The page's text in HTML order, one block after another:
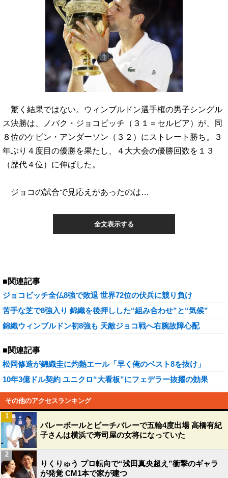
驚く結果ではない。ウィンブルドン選手権の男子シングル
ス決勝は、ノバク・ジョコビッチ（３１＝セルビア）が、同
８位のケビン・アンダーソン（３２）にストレート勝ち。３
年ぶり４度目の優勝を果たし、４大大会の優勝回数を１３
（歴代４位）に伸ばした。
ジョコの試合で見応えがあったのは…
全文表示する
■関連記事
ジョコビッチ全仏8強で敗退 世界72位の伏兵に競り負け
苦手な芝で8強入り 錦織を後押しした“組み合わせ”と“気候”
錦織ウィンブルドン初8強も 天敵ジョコ戦へ右腕故障心配
■関連記事
松岡修造が錦織圭に灼熱エール「早く俺のベスト8を抜け」
10年3億ドル契約 ユニクロ“大看板”にフェデラー抜擢の効果
その他のアクセスランキング
バレーボールとビーチバレーで五輪4度出場 高橋有紀
子さんは横浜で寿司屋の女将になっていた
1
りくりゅう プロ転向で“浅田真央超え”衝撃のギャラ
が発覚 CM1本で家が建つ
2